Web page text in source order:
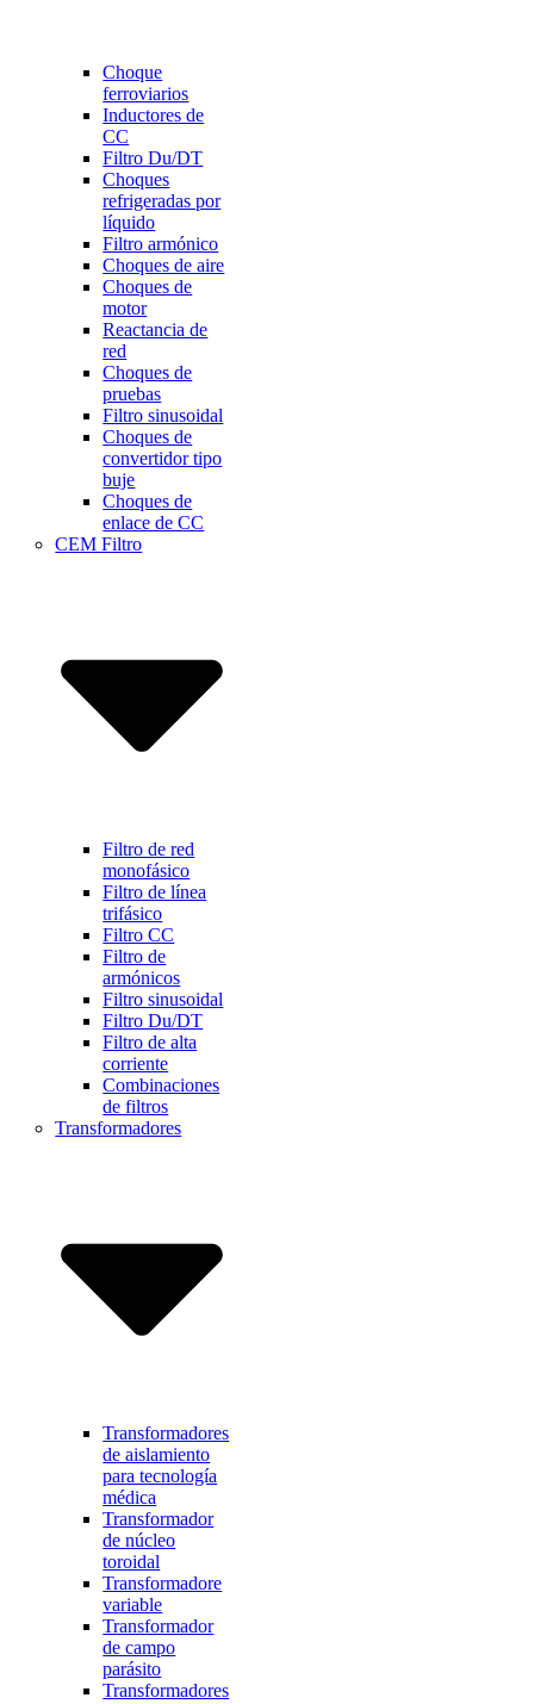
Choque
ferroviarios
Inductores de
CC
Filtro Du/DT
Choques
refrigeradas por
líquido
Filtro armónico
Choques de aire
Choques de
motor
Reactancia de
red
Choques de
pruebas
Filtro sinusoidal
Choques de
convertidor tipo
buje
Choques de
enlace de CC
CEM Filtro
Filtro de red
monofásico
Filtro de línea
trifásico
Filtro CC
Filtro de
armónicos
Filtro sinusoidal
Filtro Du/DT
Filtro de alta
corriente
Combinaciones
de filtros
Transformadores
Transformadores
de aislamiento
para tecnología
médica
Transformador
de núcleo
toroidal
Transformadore
variable
Transformador
de campo
parásito
Transformadores